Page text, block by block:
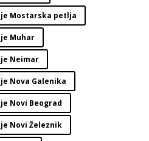
Mostarska petlja
Muhar
Neimar
Nova Galenika
Novi Beograd
Novi Železnik